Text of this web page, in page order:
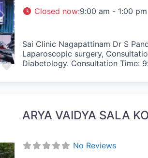
Favorite
Next
Closed now:9:00 am - 1:00 pm
Sai Clinic Nagapattinam Dr S
Laparoscopic surgery,
Diabetology. Consultation Time:
ARYA VAIDYA SALA
No Reviews